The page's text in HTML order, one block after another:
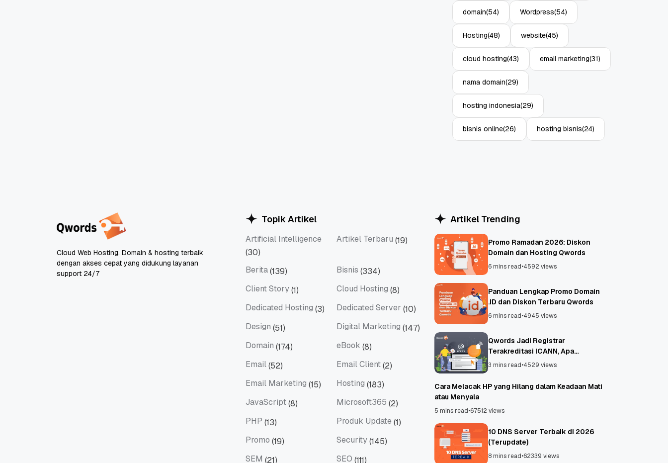
domain(54) Wordpress(54)
Hosting(48) website(45)
cloud hosting(43) email marketing(31)
nama domain(29)
hosting indonesia(29)
bisnis online(26) hosting bisnis(24)
Cloud Web Hosting. Domain & hosting terbaik
dengan akses cepat yang didukung layanan
support 24/7
Topik Artikel
Artificial Intelligence
Artificial Intelligence
(30)
Artikel Terbaru (19)
Berita(139) Bisnis (334)
Client Story(1) Cloud Hosting (8)
Dedicated Hosting (3) Dedicated Server (10)
Design (51) Digital Marketing (147)
Domain (174) eBook (8)
Email(52) Email Client(2)
Email Marketing (15) Hosting (183)
JavaScript(8) Microsoft365 (2)
PHP (13) Produk Update (1)
Promo (19) Security(145)
SEM (21) SEO (111)
Artikel Trending
Promo Ramadan 2026: Diskon
Domain dan Hosting Qwords
6 mins read•4592 views
Panduan Lengkap Promo Domain
.ID dan Diskon Terbaru Qwords
6 mins read•4945 views
Qwords Jadi Registrar
Terakreditasi ICANN, Apa
Untungnya?
3 mins read•4529 views
Cara Melacak HP yang Hilang dalam Keadaan Mati
atau Menyala
5 mins read•67512 views
10 DNS Server Terbaik di 2026
(Terupdate)
8 mins read•62339 views